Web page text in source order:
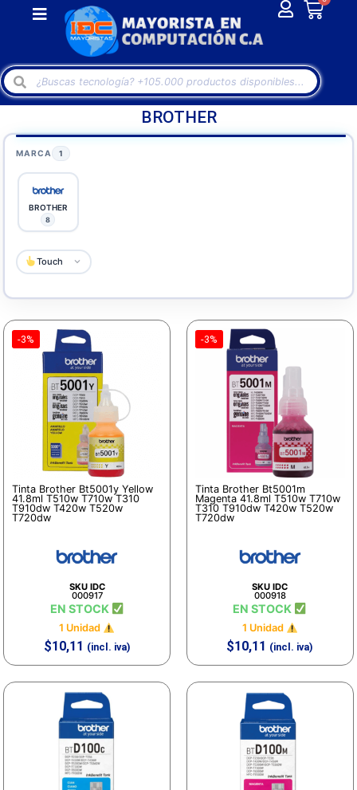
BROTHER
MARCA 1
BROTHER
8
Touch
-3%
Tinta Brother Bt5001y Yellow
41.8ml T510w T710w T310
T910dw T420w T520w
T720dw
SKU IDC
000917
EN STOCK
1 Unidad
$10,11 (incl. iva)
-3%
Tinta Brother Bt5001m
Magenta 41.8ml T510w T710w
T310 T910dw T420w T520w
T720dw
SKU IDC
000918
EN STOCK
1 Unidad
$10,11 (incl. iva)